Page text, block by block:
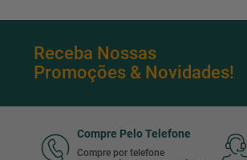
Receba Nossas
Promoções & Novidades!
Compre Pelo Telefone
Compre por telefone